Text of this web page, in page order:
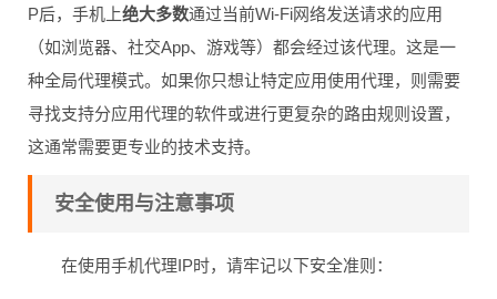
P后，手机上绝大多数通过当前Wi-Fi网络发送请求的应用
（如浏览器、社交App、游戏等）都会经过该代理。这是一
种全局代理模式。如果你只想让特定应用使用代理，则需要
寻找支持分应用代理的软件或进行更复杂的路由规则设置，
这通常需要更专业的技术支持。
安全使用与注意事项
在使用手机代理IP时，请牢记以下安全准则：